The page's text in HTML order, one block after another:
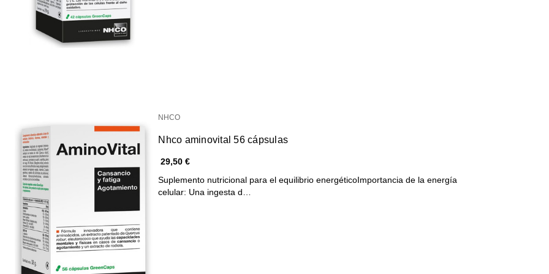
NHCO
Nhco aminovital 56 cápsulas
29,50 €
Suplemento nutricional para el equilibrio energéticoImportancia de la energía
celular: Una ingesta d…